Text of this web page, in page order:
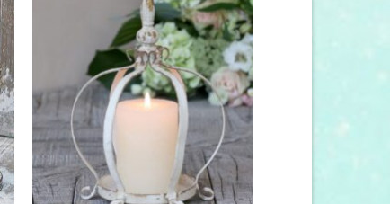
Add to
wishlist